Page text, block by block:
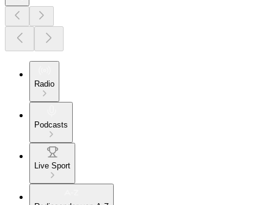
Radio
Podcasts
Live Sport